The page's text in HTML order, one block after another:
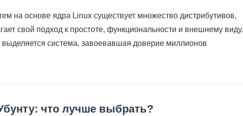
на основе ядра Linux существует множество дистрибутивов,
свой подход к простоте, функциональности и внешнему виду.
выделяется система, завоевавшая доверие миллионов
что лучше выбрать?